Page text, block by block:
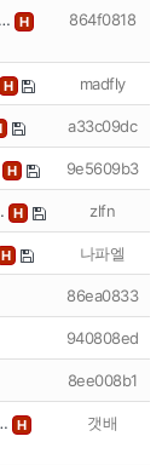
H 864f0818
H madfly
a33c09dc
H 9e5609b3
H zlfn
H 나파엘
86ea0833
940808ed
8ee008b1
H 갯배